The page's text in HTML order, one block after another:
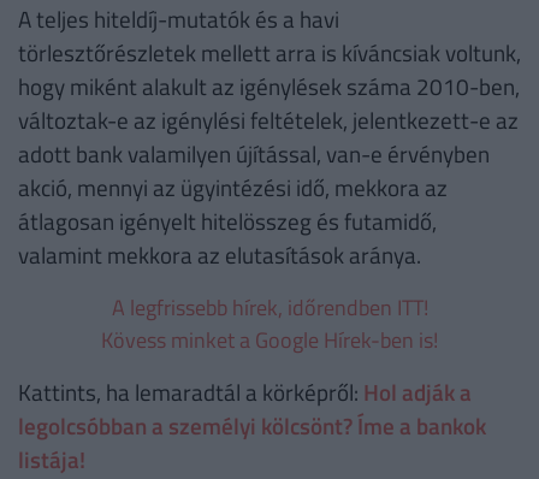
A teljes hiteldíj-mutatók és a havi
törlesztőrészletek mellett arra is kíváncsiak voltunk,
hogy miként alakult az igénylések száma 2010-ben,
változtak-e az igénylési feltételek, jelentkezett-e az
adott bank valamilyen újítással, van-e érvényben
akció, mennyi az ügyintézési idő, mekkora az
átlagosan igényelt hitelösszeg és futamidő,
valamint mekkora az elutasítások aránya.
A legfrissebb hírek, időrendben ITT!
Kövess minket a Google Hírek-ben is!
Kattints, ha lemaradtál a körképről: Hol adják a
legolcsóbban a személyi kölcsönt? Íme a bankok
listája!